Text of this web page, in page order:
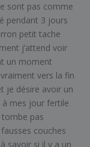
sont pas comme
pendant 3 jours
petit tache
j’attend voir
un moment
vers la fin
je désire avoir un
mes jour fertile
pas
couches
savoir si il y a un